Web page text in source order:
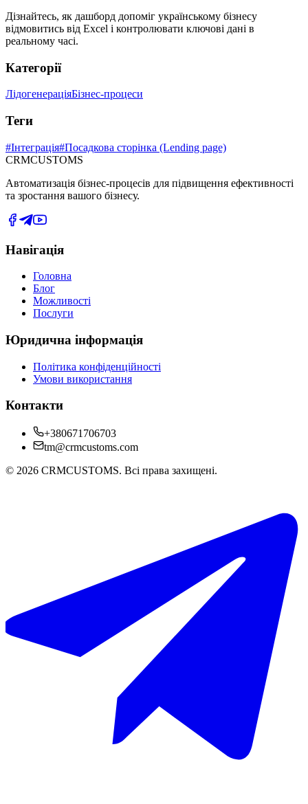
Дізнайтесь, як дашборд допоміг українському бізнесу
відмовитись від Excel і контролювати ключові дані в
реальному часі.
Категорії
ЛідогенераціяБізнес-процеси
Теги
#Інтеграція#Посадкова сторінка (Lending page)
CRMCUSTOMS
Автоматизація бізнес-процесів для підвищення ефективності
та зростання вашого бізнесу.
Навігація
Головна
Блог
Можливості
Послуги
Юридична інформація
Політика конфіденційності
Умови використання
Контакти
+380671706703
tm@crmcustoms.com
© 2026 CRMCUSTOMS. Всі права захищені.